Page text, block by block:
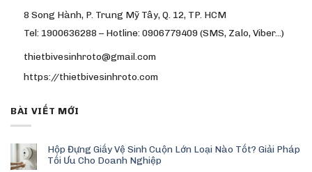
8 Song Hành, P. Trung Mỹ Tây, Q. 12, TP. HCM
Tel: 1900636288 – Hotline: 0906779409 (SMS, Zalo, Viber…)
thietbivesinhroto@gmail.com
https://thietbivesinhroto.com
BÀI VIẾT MỚI
Hộp Đựng Giấy Vệ Sinh Cuộn Lớn Loại Nào Tốt? Giải Pháp
Tối Ưu Cho Doanh Nghiệp